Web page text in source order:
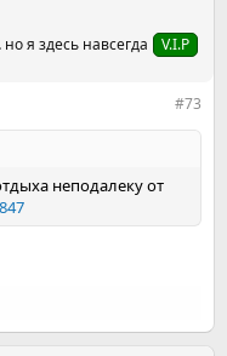
я здесь навсегда V.I.P
#73
неподалеку от